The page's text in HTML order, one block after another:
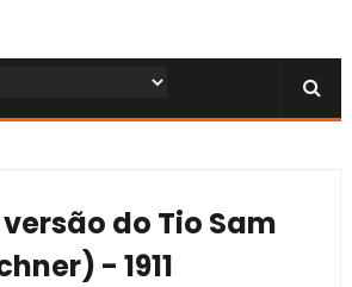
do Tio Sam
- 1911